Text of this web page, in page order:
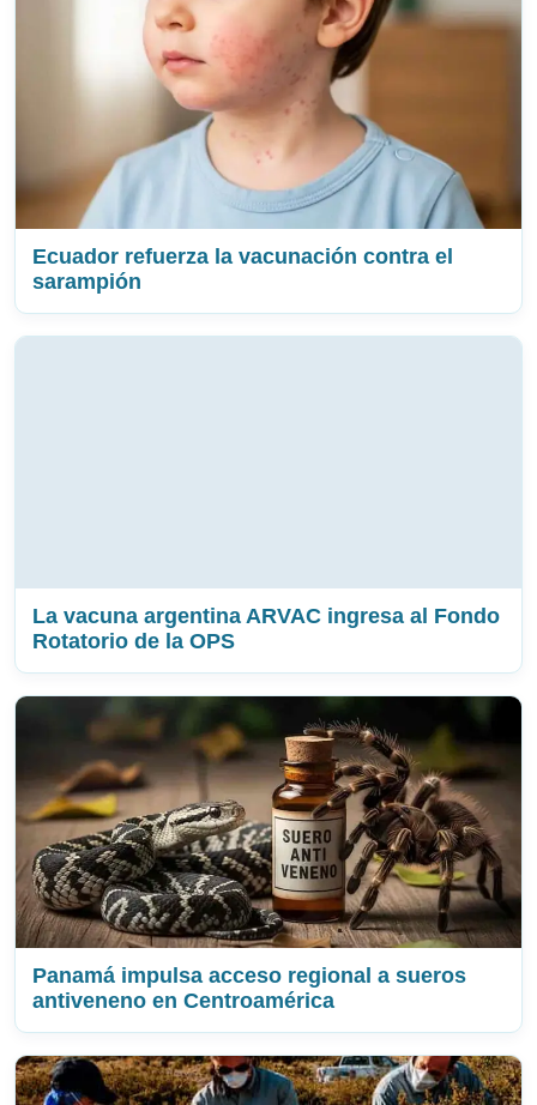
Ecuador refuerza la vacunación contra el
sarampión
La vacuna argentina ARVAC ingresa al Fondo
Rotatorio de la OPS
Panamá impulsa acceso regional a sueros
antiveneno en Centroamérica